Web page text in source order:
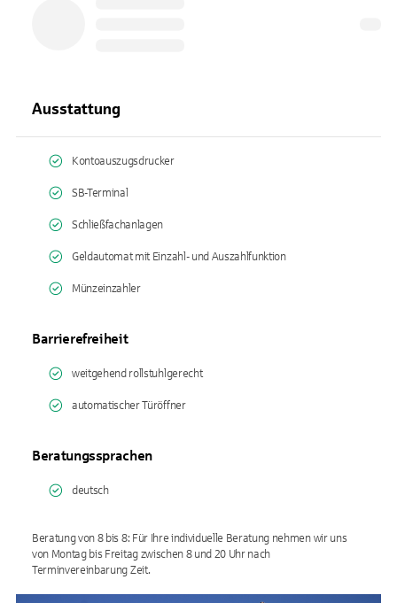
Ausstattung
Kontoauszugsdrucker
SB-Terminal
Schließfachanlagen
Geldautomat mit Einzahl- und Auszahlfunktion
Münzeinzahler
Barrierefreiheit
weitgehend rollstuhlgerecht
automatischer Türöffner
Beratungssprachen
deutsch
Beratung von 8 bis 8: Für Ihre individuelle Beratung nehmen wir uns
von Montag bis Freitag zwischen 8 und 20 Uhr nach
Terminvereinbarung Zeit.